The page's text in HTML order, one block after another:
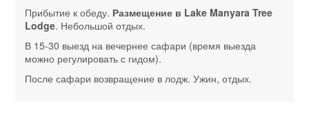
Прибытие к обеду. Размещение в Lake Manyara Tree
Lodge. Небольшой отдых.
В 15-30 выезд на вечернее сафари (время выезда
можно регулировать с гидом).
После сафари возвращение в лодж. Ужин, отдых.